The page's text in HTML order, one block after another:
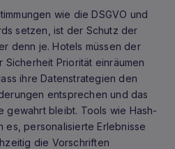
wie die DSGVO und
setzen, ist der Schutz der
denn je. Hotels müssen der
Sicherheit Priorität einräumen
ihre Datenstrategien den
entsprechen und das
gewahrt bleibt. Tools wie Hash-
es, personalisierte Erlebnisse
die Vorschriften